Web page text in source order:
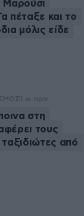
Μαρούσι
πέταξε και το
μόλις είδε
1 ω. πριν
στη
τους
από